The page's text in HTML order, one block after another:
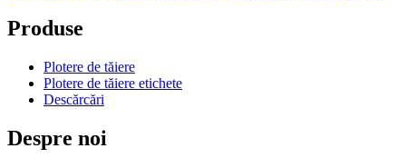
Produse
Plotere de tăiere
Plotere de tăiere etichete
Descărcări
Despre noi